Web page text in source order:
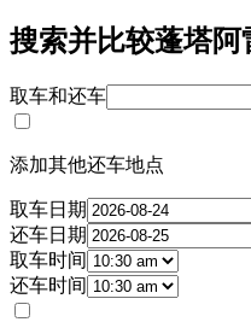
搜索并比较蓬塔阿
取车和还车
添加其他还车地点
取车日期
还车日期
取车时间
还车时间